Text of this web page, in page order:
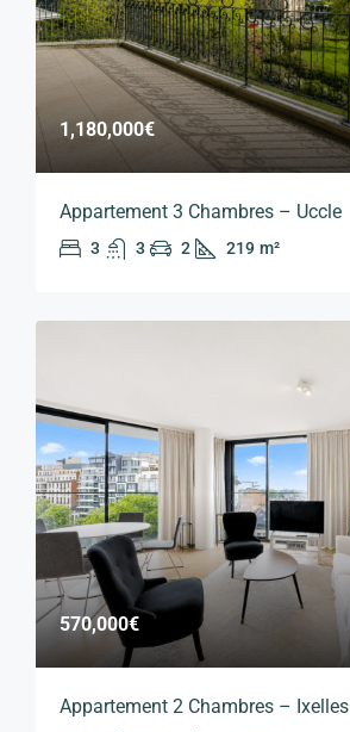
1,180,000€
Appartement 3 Chambres – Uccle
3 3 2 219 m²
570,000€
Appartement 2 Chambres – Ixelles